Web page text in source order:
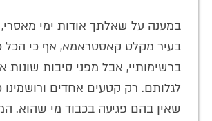
במענה על שאלתך אודות ימי מאסרי,
בעיר מקלט קאסטראמא, אף כי הכל
ברשימותיי, אבל מפני סיבות שונות
לגלותם. רק קטעים אחדים ורושמינו
שאין בהם פגיעה בכבוד מי שהוא.